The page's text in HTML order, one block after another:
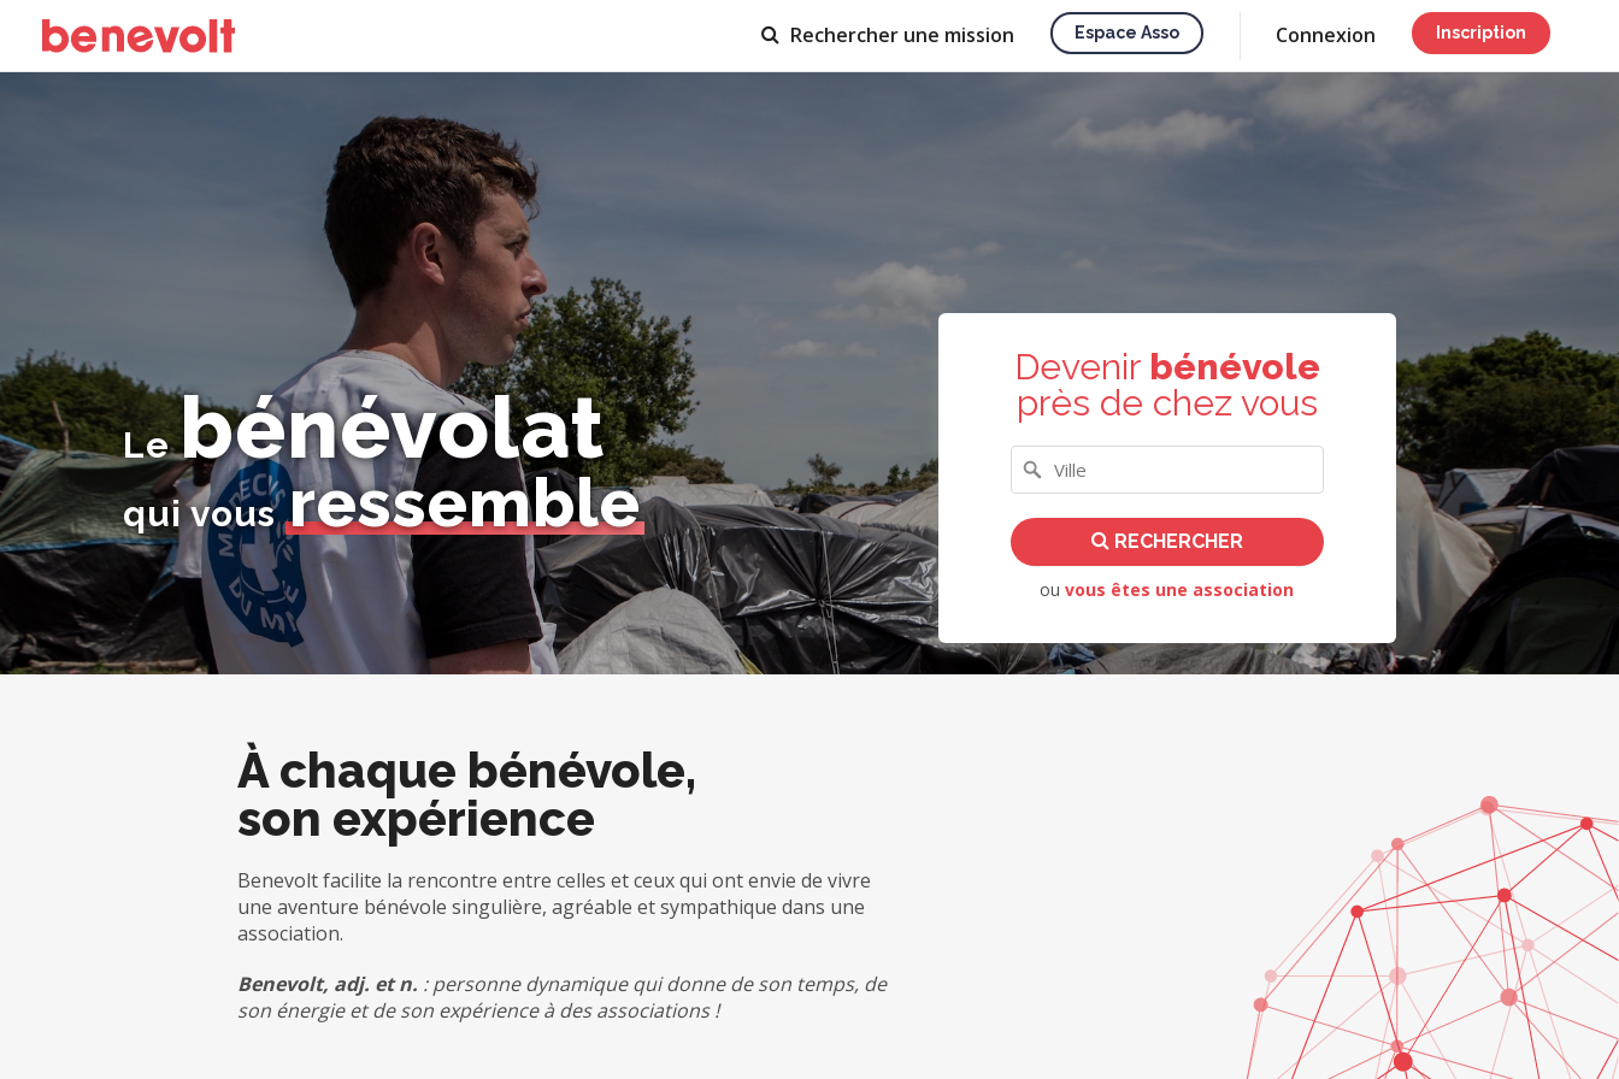
Rechercher une mission Espace Asso Connexion Inscription
Lebénévolat
qui vousressemble
Devenir bénévole
près de chez vous
RECHERCHER
ouvous êtes une association
À chaque bénévole,
son expérience
Benevolt facilite la rencontre entre celles et ceux qui ont envie de vivre
une aventure bénévole singulière, agréable et sympathique dans une
association.
Benevolt, adj. et n. : personne dynamique qui donne de son temps, de
son énergie et de son expérience à des associations !